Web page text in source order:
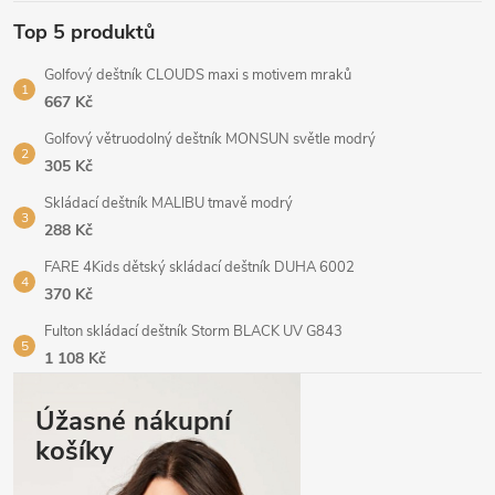
Top 5 produktů
Golfový deštník CLOUDS maxi s motivem mraků
667 Kč
Golfový větruodolný deštník MONSUN světle modrý
305 Kč
Skládací deštník MALIBU tmavě modrý
288 Kč
FARE 4Kids dětský skládací deštník DUHA 6002
370 Kč
Fulton skládací deštník Storm BLACK UV G843
1 108 Kč
Úžasné nákupní
košíky